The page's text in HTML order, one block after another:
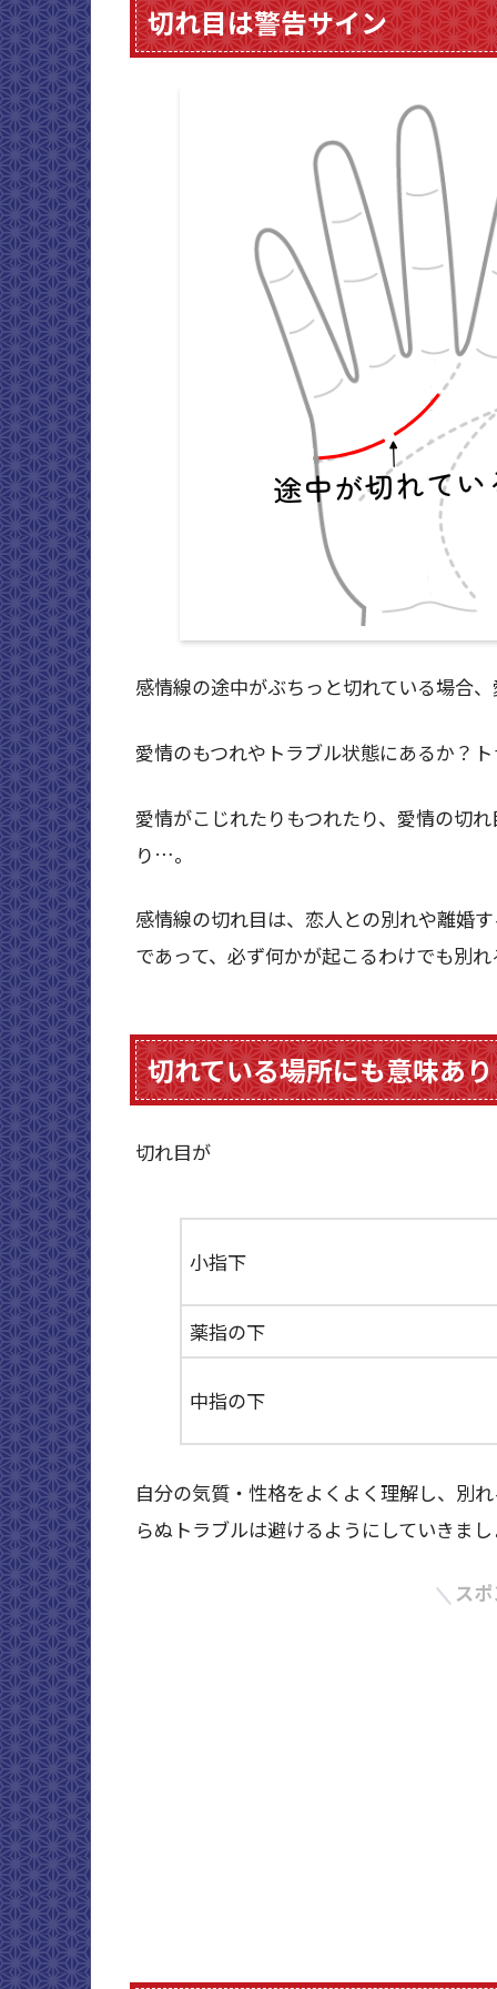
切れ目は警告サイン
感情線の途中がぶちっと切れている場合
愛情のもつれやトラブル状態にあるか？
愛情がこじれたりもつれたり、愛情の切
り…。
感情線の切れ目は、恋人との別れや離婚
であって、必ず何かが起こるわけでも別
切れている場所にも意味あり
切れ目が
小指下
薬指の下
中指の下
自分の気質・性格をよくよく理解し、別
らぬトラブルは避けるようにしていきま
ス